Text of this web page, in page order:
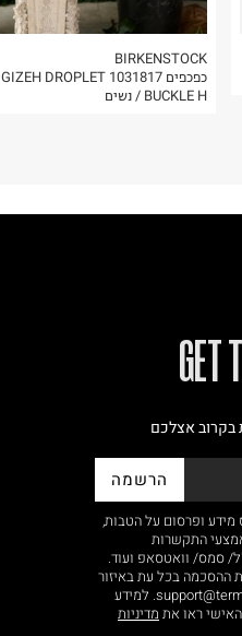
BIRKENSTOCK
כפכפים 1031817 GIZEH DROPLET
BUCKLE H / נשים
בקרוב אצלכם
הרשמה
מידע ופרסום על הטבות,
התקשרות
סמס/ וואטסאפ ועוד.
ההסכמה בכל עת באיזור
האישי או בפנייה לsupport@terminalx.com. למידע
ראו את מדיניות